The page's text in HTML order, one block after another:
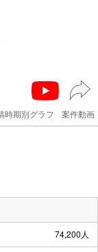
時期別グラフ 案件動画
74,200人